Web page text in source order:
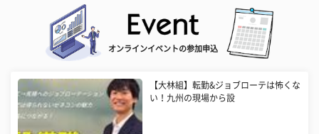
オンラインイベントの参加申込
【大林組】転勤&ジョブローテは怖くな
い！九州の現場から設